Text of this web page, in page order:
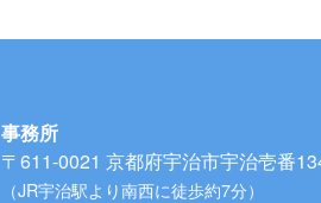
事務所
〒611-0021 京都府宇治市宇治壱番
（JR宇治駅より南西に徒歩約7分）